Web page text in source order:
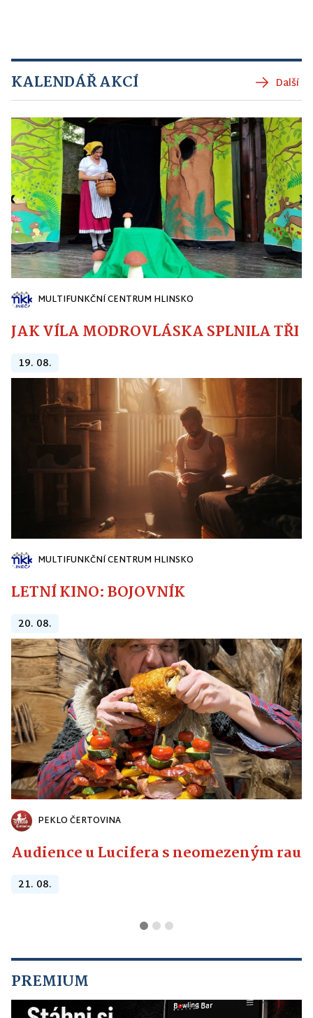
KALENDÁŘ AKCÍ Další
MULTIFUNKČNÍ CENTRUM HLINSKO
JAK VÍLA MODROVLÁSKA SPLNILA
19. 08.
MULTIFUNKČNÍ CENTRUM HLINSKO
LETNÍ KINO: BOJOVNÍK
20. 08.
PEKLO ČERTOVINA
Audience u Lucifera s neomezeným
21. 08.
PREMIUM